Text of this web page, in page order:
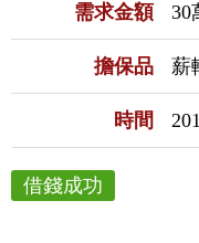
需求金額 30
擔保品 薪
時間
借錢成功